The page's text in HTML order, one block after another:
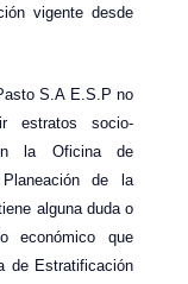
vigente desde
S.A E.S.P no
estratos socio-
la Oficina de
de la
alguna duda o
económico que
de Estratificación